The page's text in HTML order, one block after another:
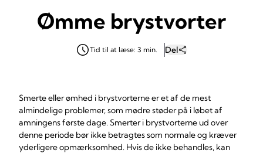
Ømme brystvorter
Tid til at læse: 3 min. Del
Smerte eller ømhed i brystvorterne er et af de mest
almindelige problemer, som mødre støder på i løbet af
amningens første dage. Smerter i brystvorterne ud over
denne periode bør ikke betragtes som normale og kræver
yderligere opmærksomhed. Hvis de ikke behandles, kan